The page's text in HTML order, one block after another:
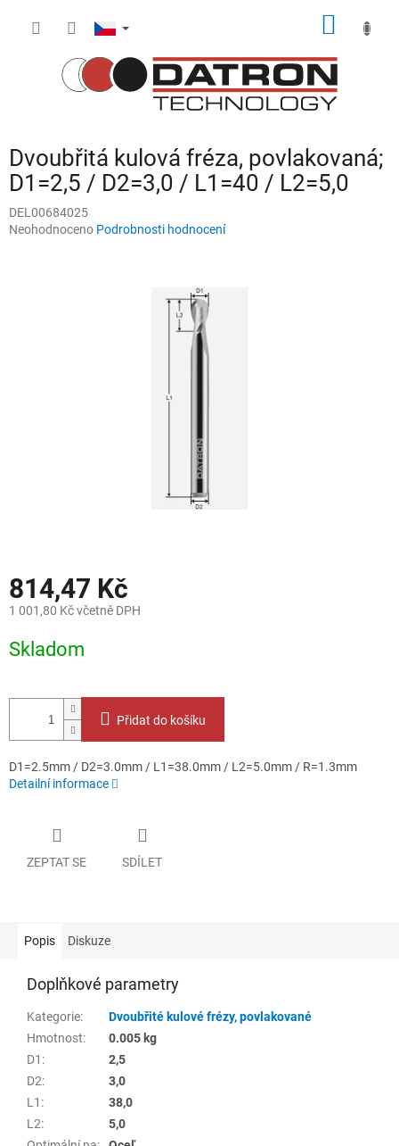
Dvoubřitá kulová fréza, povlakovaná;
D1=2,5 / D2=3,0 / L1=40 / L2=5,0
DEL00684025
Průměrné
Neohodnoceno Podrobnosti hodnocení
814,47 Kč
1 001,80 Kč včetně DPH
cena:
Skladom
Přidat do košíku
D1=2.5mm / D2=3.0mm / L1=38.0mm / L2=5.0mm / R=1.3mm
Detailní informace
ZEPTAT SE SDÍLET
Popis Diskuze
Doplňkové parametry
Kategorie:
Dvoubřité kulové frézy, povlakované
Hmotnost:
0.005 kg
D1 :
2,5
D2:
3,0
L1 :
38,0
L2:
5,0